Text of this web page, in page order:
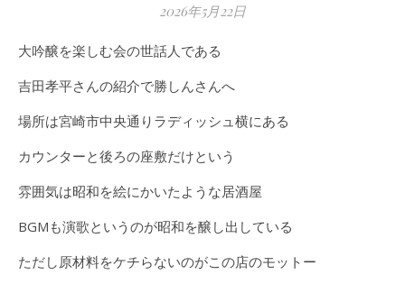
2026年5月22日
大吟醸を楽しむ会の世話人である
吉田孝平さんの紹介で勝しんさんへ
場所は宮崎市中央通りラディッシュ横にある
カウンターと後ろの座敷だけという
雰囲気は昭和を絵にかいたような居酒屋
BGMも演歌というのが昭和を醸し出している
ただし原材料をケチらないのがこの店のモットー